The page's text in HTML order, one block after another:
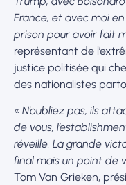
France, et avec moi en
prison pour avoir fait
représentant de
justice politisée qui
des nationalistes
« N’oubliez pas, ils
de vous,
réveille. La grande
final mais un point de
Tom Van Grieken,